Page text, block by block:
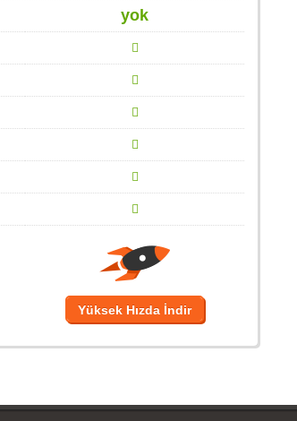
yok
Yüksek Hızda İndir